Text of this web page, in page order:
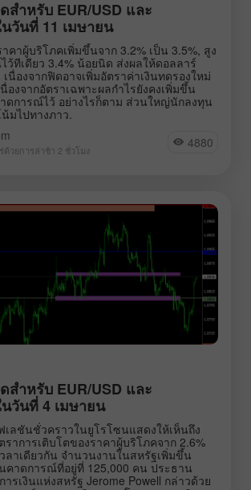
สำหรับ EUR/USD และ
วันที่ 11 เมษายน
คาผู้บริโภคเพิ่มขึ้นจาก 3.2% เป็น 3.5%, สูง
ว้ทีเดียว 3.4% น้อยนิด ส่งผลให้ดอลลาร์
นื่องจากฟิดอาจเพิ่มอัตราค่าเงินทดรองใหม่
องจากอัตราเฉพาะผลกำไรยังคงเพิ่มขึ้น
ดการณ์ไว้ อย่างไรก็ตาม ส่วนใหญ่นักลงทุน
มไปทางภาว.
ด้วยการล่าช้า 2 ชั่วโมง 4880
สำหรับ EUR/USD และ
วันที่ 4 เมษายน
เลชันชั่วคราวในยูโรโซนแสดงให้เห็นถึง
าการเติบโตของราคาผู้บริโภคจาก 2.6%
วลาเดียวกัน จำนวนงานในสหรัฐเพิ่มขึ้น
คาดการณ์ที่อยู่ที่ 125,000 คน ประธาน
รเงินแห่งสหรัฐ Jerome Powell กล่าวด้วย